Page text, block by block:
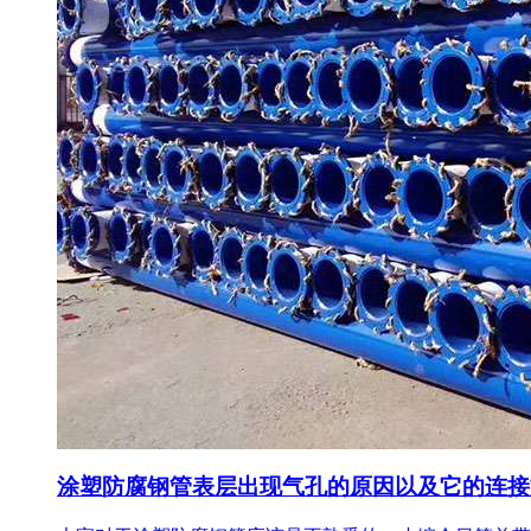
涂塑防腐钢管表层出现气孔的原因以及它的连